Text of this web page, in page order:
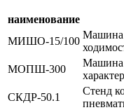
наименование
МИШО-15/100
Машина
МОПШ-300
Машина
СКДР-50.1
Стенд